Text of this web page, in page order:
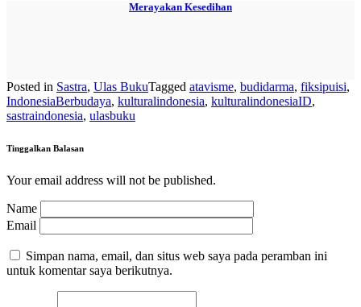
Merayakan Kesedihan
Posted in Sastra, Ulas BukuTagged atavisme, budidarma, fiksipuisi,
IndonesiaBerbudaya, kulturalindonesia, kulturalindonesiaID,
sastraindonesia, ulasbuku
Tinggalkan Balasan
Your email address will not be published.
Name
Email
Simpan nama, email, dan situs web saya pada peramban ini
untuk komentar saya berikutnya.